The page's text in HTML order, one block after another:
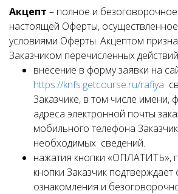
Акцепт – полное и
настоящей Оферты,
условиями Оферты. Акцептом
Заказчиком перечисленных
внесение в форму заявки на
https://knfs.getcourse.ru/rafiya
Заказчике, в том числе имени,
адреса электронной почты
мобильного телефона
необходимых сведений.
нажатия кнопки «ОПЛАТИТЬ»,
кнопки Заказчик подтверждает
ознакомления и